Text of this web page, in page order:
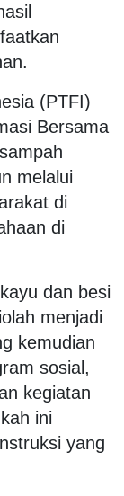
(PTFI)
Bersama
melalui
di
di
dan besi
menjadi
kemudian
sosial,
kegiatan
ini
yang